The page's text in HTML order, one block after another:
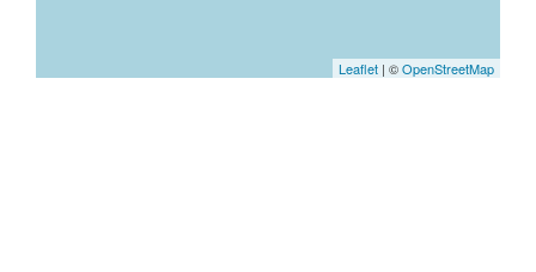
Leaflet | ©OpenStreetMap